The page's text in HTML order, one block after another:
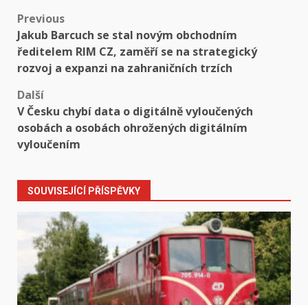
Post
navigation
Previous
Jakub Barcuch se stal novým obchodním
ředitelem RIM CZ, zaměří se na strategický
rozvoj a expanzi na zahraničních trzích
Další
V Česku chybí data o digitálně vyloučených
osobách a osobách ohrožených digitálním
vyloučením
SOUVISEJÍCÍ PŘÍSPĚVKY